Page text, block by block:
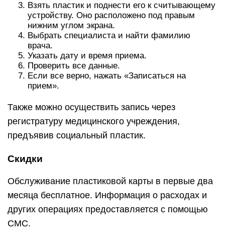
Взять пластик и поднести его к считывающему
устройству. Оно расположено под правым
нижним углом экрана.
Выбрать специалиста и найти фамилию
врача.
Указать дату и время приема.
Проверить все данные.
Если все верно, нажать «Записаться на
прием».
Также можно осуществить запись через
регистратуру медицинского учреждения,
предъявив социальный пластик.
Скидки
Обслуживание пластиковой карты в первые два
месяца бесплатное. Информация о расходах и
других операциях предоставляется с помощью
СМС.